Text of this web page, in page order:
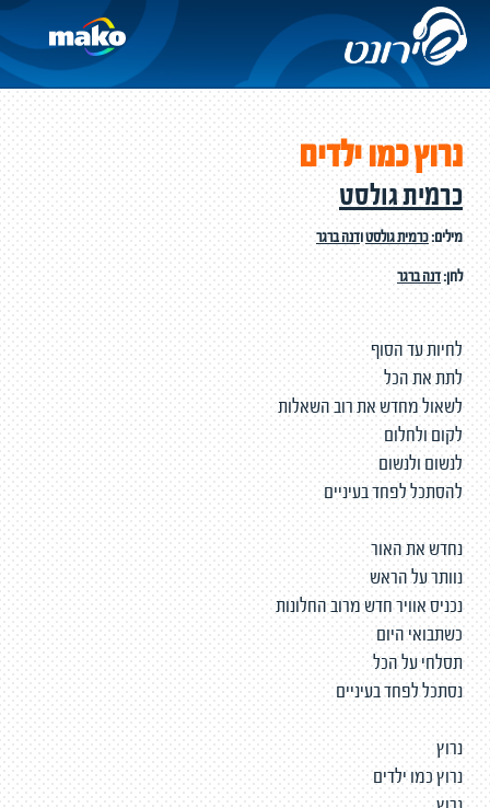
נרוץ כמו ילדים
כרמית גולסט
מילים:כרמית גולסטודנה ברגר
לחן:דנה ברגר
לחיות עד הסוף
לתת את הכל
לשאול מחדש את רוב השאלות
לקום ולחלום
לנשום ולנשום
להסתכל לפחד בעיניים
נחדש את האור
נוותר על הראש
נכניס אוויר חדש מרוב החלונות
כשתבואי היום
תסלחי על הכל
נסתכל לפחד בעיניים
נרוץ
נרוץ כמו ילדים